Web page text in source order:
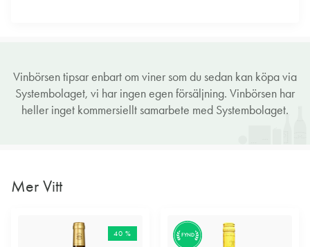
Vinbörsen tipsar enbart om viner som du sedan kan köpa via
Systembolaget, vi har ingen egen försäljning. Vinbörsen har
heller inget kommersiellt samarbete med Systembolaget.
Mer Vitt
40 % FYND